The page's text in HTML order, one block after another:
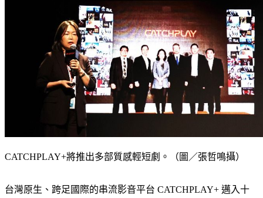
CATCHPLAY+將推出多部質感輕短劇。（圖／張哲鳴攝）
台灣原生、跨足國際的串流影音平台 CATCHPLAY+ 邁入十